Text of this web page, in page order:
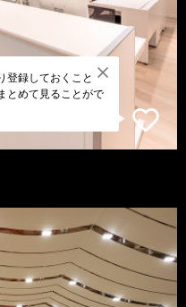
登録しておくこと
とめて見ることがで